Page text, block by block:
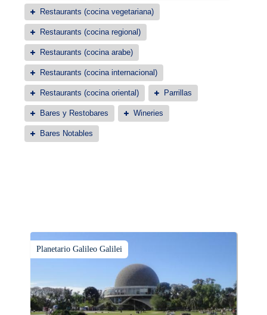
Restaurants (cocina vegetariana)
Restaurants (cocina regional)
Restaurants (cocina arabe)
Restaurants (cocina internacional)
Restaurants (cocina oriental) Parrillas
Bares y Restobares Wineries
Bares Notables
Planetario Galileo Galilei